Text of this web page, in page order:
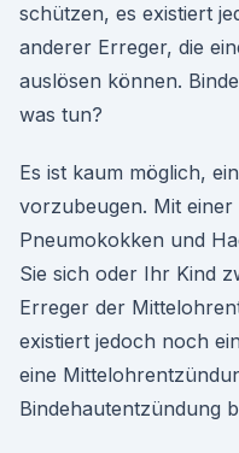
schützen, es existiert
anderer Erreger, die
auslösen können.
was tun?
Es ist kaum möglich,
vorzubeugen. Mit einer
Pneumokokken und
Sie sich oder Ihr Kind
Erreger der
existiert jedoch noch
eine
Bindehautentzündung